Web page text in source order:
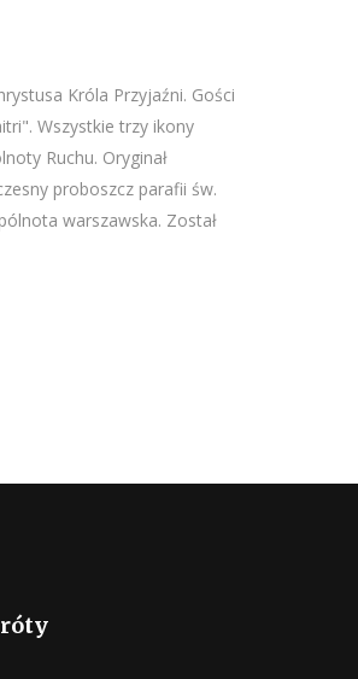
Króla Przyjaźni. Gości
Wszystkie trzy ikony
Ruchu. Oryginał
proboszcz parafii św.
warszawska. Został